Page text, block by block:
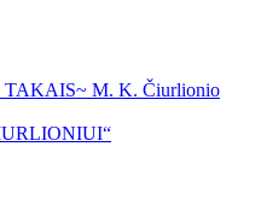
M. K. Čiurlionio